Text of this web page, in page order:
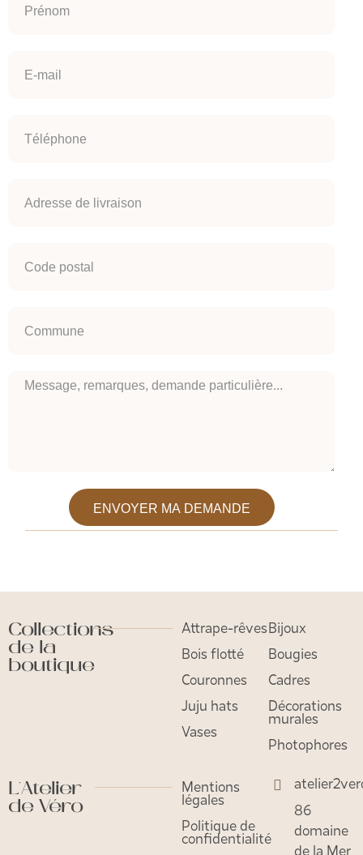
ENVOYER MA DEMANDE
Collections
de la
boutique
Attrape-rêves
Bois flotté
Couronnes
Juju hats
Vases
Bijoux
Bougies
Cadres
Décorations
murales
Photophores
L'Atelier
de Véro
Mentions
légales
Politique de
confidentialité
86
domaine
de la Mer